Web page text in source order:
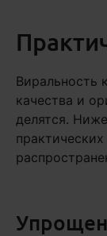
Виральность
качества и
делятся.